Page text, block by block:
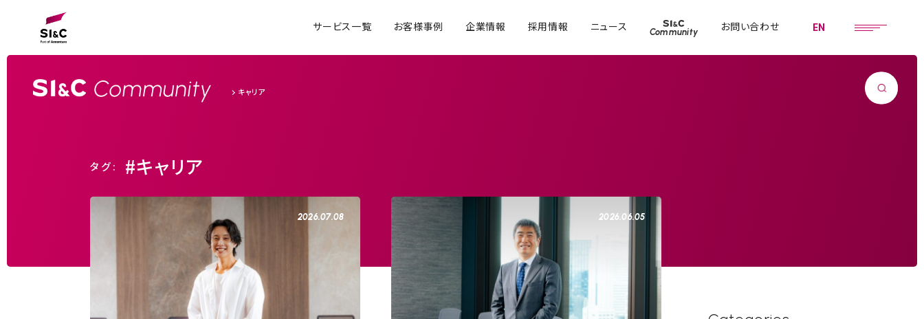
サービス一覧 お客様事例 企業情報 採用情報 ニュース Community お問い合わせ EN
キャリア
タグ: #キャリア
2026.07.08 2026.06.05